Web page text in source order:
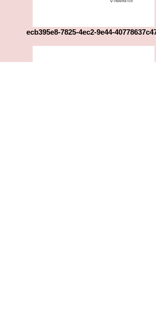
ecb395e8-7825-4ec2-9e44-